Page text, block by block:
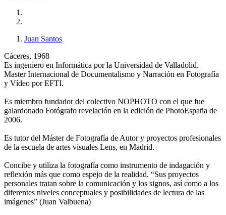
Juan Santos
Cáceres, 1968
Es ingeniero en Informática por la Universidad de Valladolid.
Master Internacional de Documentalismo y Narración en Fotografía
y Vídeo por EFTI.
Es miembro fundador del colectivo NOPHOTO con el que fue
galardonado Fotógrafo revelación en la edición de PhotoEspaña de
2006.
Es tutor del Máster de Fotografía de Autor y proyectos profesionales
de la escuela de artes visuales Lens, en Madrid.
Concibe y utiliza la fotografía como instrumento de indagación y
reflexión más que como espejo de la realidad. “Sus proyectos
personales tratan sobre la comunicación y los signos, así como a los
diferentes niveles conceptuales y posibilidades de lectura de las
imágenes” (Juan Valbuena)